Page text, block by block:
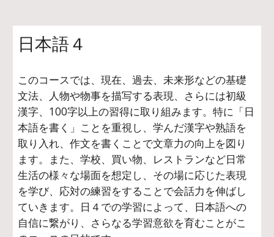
日本語４
このコースでは、現在、過去、未来形などの基礎
文法、人物や物事を描写する表現、さらには初級
漢字、100字以上の習得に取り組みます。特に「日
本語を書く」ことを重視し、学んだ漢字や熟語を
取り入れ、作文を書くことで文章力の向上を図り
ます。また、学校、買い物、レストランなど日常
生活の様々な場面を想定し、その場に応じた表現
を学び、応対の練習をすることで会話力を伸ばし
ていきます。日４での学習によって、日本語への
自信に繋がり、さらなる学習意欲を育むことがこ